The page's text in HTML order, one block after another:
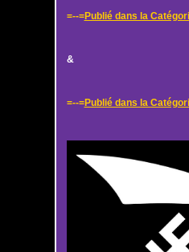
=--=Publié dans la
&
=--=Publié dans la